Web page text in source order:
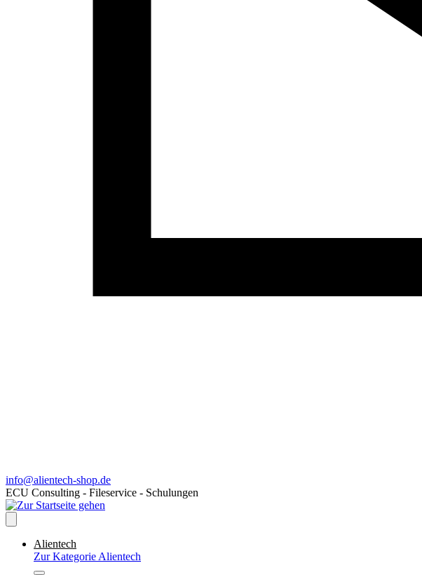
info@alientech-shop.de
ECU Consulting - Fileservice - Schulungen
Alientech
Zur Kategorie Alientech